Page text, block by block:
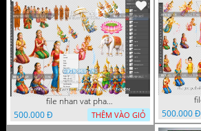
file nhan vat phat giao vuon lam ty ni tach lop layer in cat cnc
500.000 Đ
THÊM VÀO GIỎ
500.000 Đ